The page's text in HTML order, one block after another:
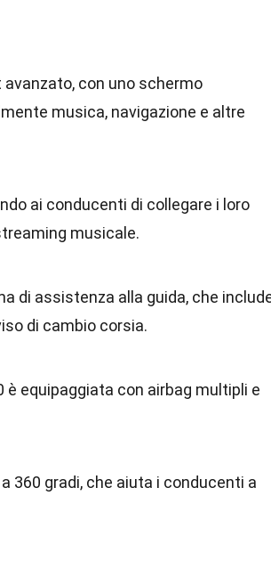
con uno schermo
musica, navigazione e altre
ai conducenti di collegare i loro
musicale.
di assistenza alla guida, che
di cambio corsia.
è equipaggiata con airbag multipli e
360 gradi, che aiuta i conducenti a